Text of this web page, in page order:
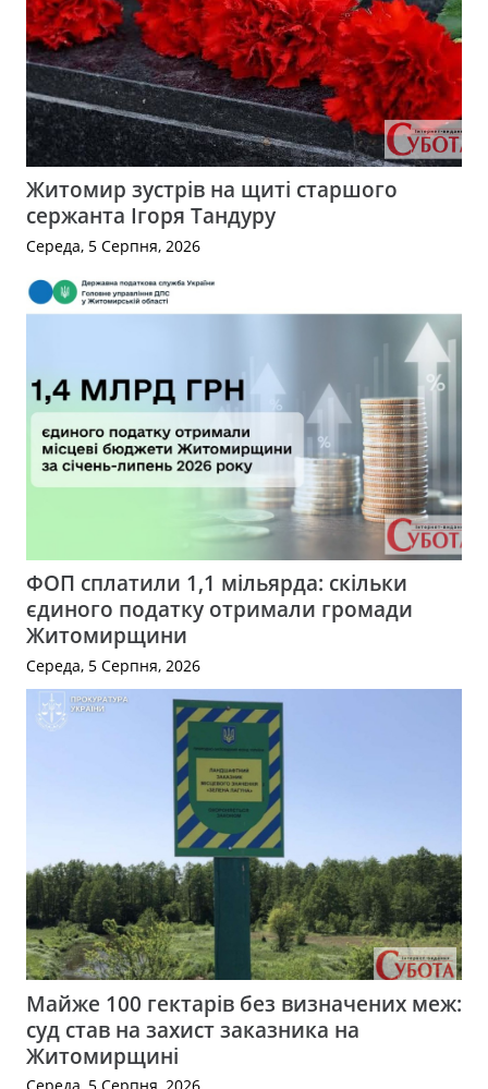
Житомир зустрів на щиті старшого
сержанта Ігоря Тандуру
Середа, 5 Серпня, 2026
ФОП сплатили 1,1 мільярда: скільки
єдиного податку отримали громади
Житомирщини
Середа, 5 Серпня, 2026
Майже 100 гектарів без визначених меж:
суд став на захист заказника на
Житомирщині